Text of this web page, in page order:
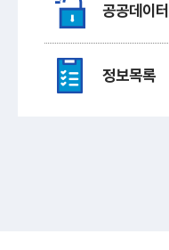
공공데이
정보목록